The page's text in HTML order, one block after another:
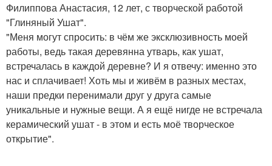
Филиппова Анастасия, 12 лет, с творческой работой
"Глиняный Ушат".
"Меня могут спросить: в чём же эксклюзивность моей
работы, ведь такая деревянна утварь, как ушат,
встречалась в каждой деревне? И я отвечу: именно это
нас и сплачивает! Хоть мы и живём в разных местах,
наши предки перенимали друг у друга самые
уникальные и нужные вещи. А я ещё нигде не встречала
керамический ушат - в этом и есть моё творческое
открытие".